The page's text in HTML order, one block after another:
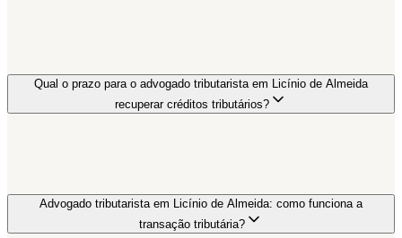
Qual o prazo para o advogado tributarista em Licínio de Almeida
recuperar créditos tributários?
Advogado tributarista em Licínio de Almeida: como funciona a
transação tributária?